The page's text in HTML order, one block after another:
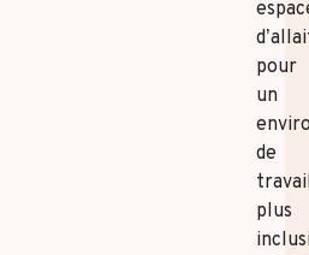
pour
un
de
plus